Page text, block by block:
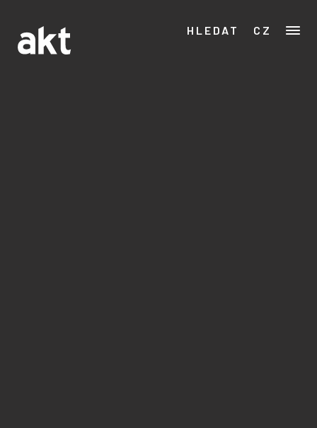
HLEDAT CZ